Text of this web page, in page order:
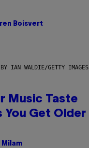
Boisvert
IAN WALDIE/GETTY IMAGES
Music Taste
You Get Older
Milam